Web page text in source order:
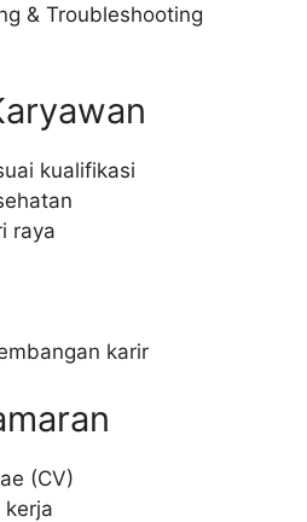
& Troubleshooting
kualifikasi
raya
karir
(CV)
kerja